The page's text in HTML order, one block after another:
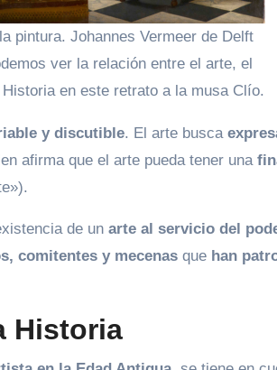
pintura. Johannes Vermeer de Delft
ver la relación entre el arte, el
en este retrato a la musa Clío.
y discutible. El arte busca
afirma que el arte pueda tener una
de un arte al servicio del
comitentes y mecenas que han
Historia